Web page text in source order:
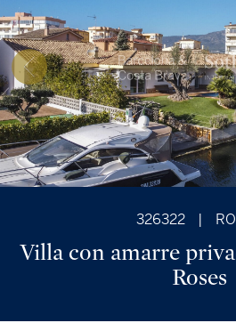
326322
Villa con amarre
Roses